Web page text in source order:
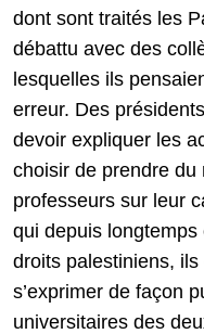
dont sont traités les
débattu avec des
lesquelles ils
erreur. Des
devoir expliquer les
choisir de prendre du
professeurs sur leur
qui depuis
droits palestiniens, ils
s’exprimer de façon
universitaires des